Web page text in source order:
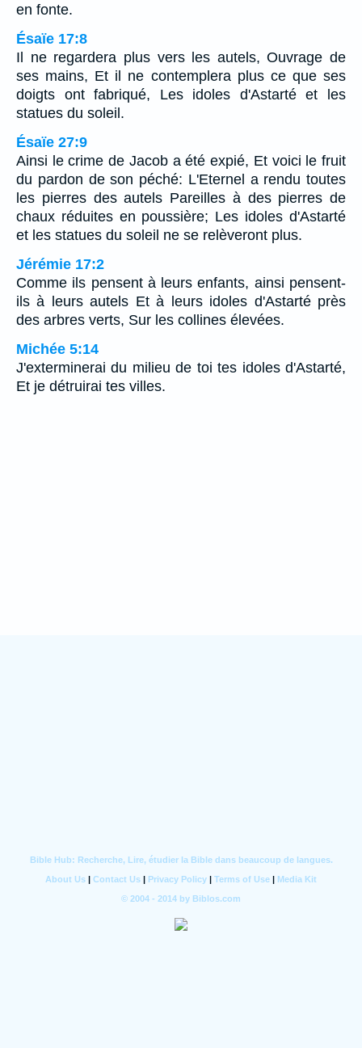
en fonte.
Ésaïe 17:8
Il ne regardera plus vers les autels, Ouvrage de
ses mains, Et il ne contemplera plus ce que ses
doigts ont fabriqué, Les idoles d'Astarté et les
statues du soleil.
Ésaïe 27:9
Ainsi le crime de Jacob a été expié, Et voici le fruit
du pardon de son péché: L'Eternel a rendu toutes
les pierres des autels Pareilles à des pierres de
chaux réduites en poussière; Les idoles d'Astarté
et les statues du soleil ne se relèveront plus.
Jérémie 17:2
Comme ils pensent à leurs enfants, ainsi pensent-
ils à leurs autels Et à leurs idoles d'Astarté près
des arbres verts, Sur les collines élevées.
Michée 5:14
J'exterminerai du milieu de toi tes idoles d'Astarté,
Et je détruirai tes villes.